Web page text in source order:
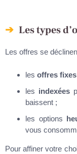
Les types
Les offres se
les offres fixes
les indexées
baissent ;
les options
vous
Pour affiner votre